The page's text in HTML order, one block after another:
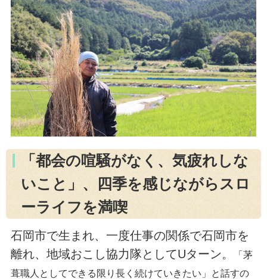
「都会の喧騒がなく、気疲れしな
いこと」、四季を感じながらスロ
ーライフを満喫
石岡市で生まれ、一度仕事の関係で石岡市を
離れ、地域おこし協力隊としてUターン。
「茅
葺職人としてできる限り長く続けていきたい」と話すの